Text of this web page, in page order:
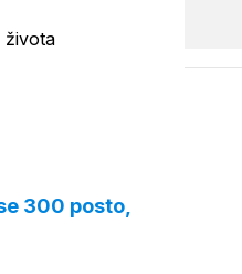
života
300 posto,